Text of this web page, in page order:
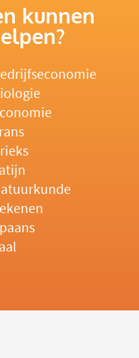
kunnen